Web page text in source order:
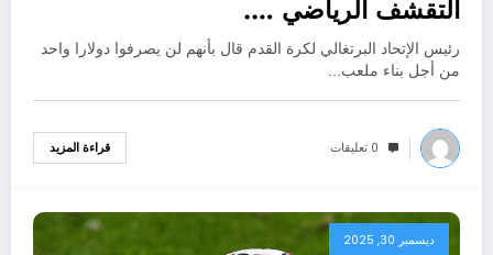
التقشف الرياضي ….
رئيس الإتحاد البرتغالي لكرة القدم قال بأنهم لن يصرفوا دولارا واحد
من أجل بناء ملعب…
0 تعليقات قراءة المزيد
ديسمبر 30, 2025